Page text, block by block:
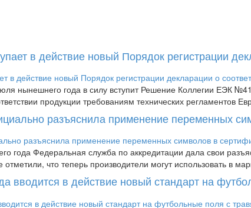
в действие новый Порядок регистрации
нынешнего года в силу вступит Решение Коллегии ЕЭК
продукции требованиям технических регламентов
разъяснила применение переменных
года Федеральная служба по аккредитации дала свои
отметили, что теперь производители могут использовать в
вводится в действие новый стандарт на